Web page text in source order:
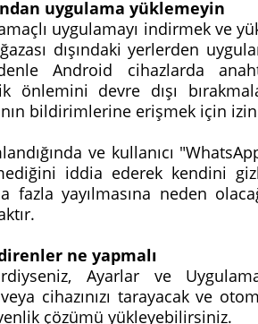
uygulama yüklemeyin
uygulamayı indirmek ve
dışındaki yerlerden
Android cihazlarda
önlemini devre dışı
bildirimlerine erişmek için
ve kullanıcı
iddia ederek kendini
fazla yayılmasına neden
ne yapmalı
Ayarlar ve
cihazınızı tarayacak ve
çözümü yükleyebilirsiniz.